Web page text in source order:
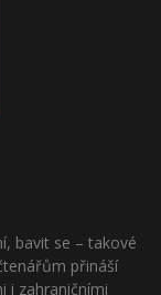
bavit se – takové
přináší
i zahraničními